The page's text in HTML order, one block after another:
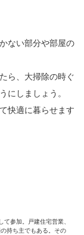
ない部分や部屋の
ら、大掃除の時ぐ
にしましょう。
快適に暮らせます
参加。戸建住宅営業、
持ち主でもある。その